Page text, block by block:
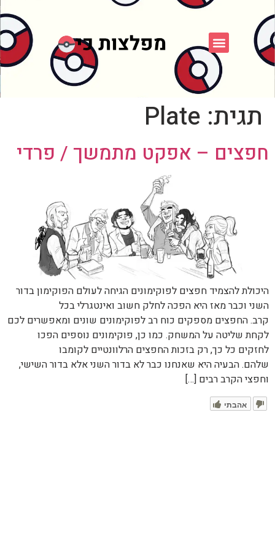
תגית: Plate
חפצים – אפקט מתמשך / פרדי
היכולת להצמיד חפצים לפוקימונים הגיחה לעולם הפוקימון בדור
השני וכבר מאז היא הפכה לחלק חשוב ואינטגרלי בכל
קרב. החפצים מספקים כוח רב לפוקימונים שונים ומאפשרים לכם
לקחת שליטה על המשחק. כמו כן, פוקימונים נוספים הפכו
לחזקים כל כך, רק בזכות החפצים הרלוונטיים לקומבו
שלהם. הבעיה היא שאנחנו כבר לא בדור השני אלא בדור השישי,
וחפצי הקרב רבים […]
אהבתי